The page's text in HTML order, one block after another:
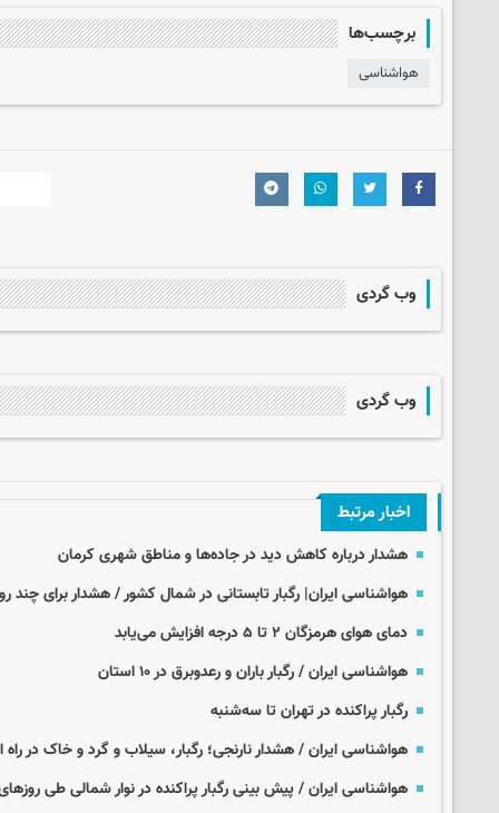
برچسب‌ها
هواشناسی
وب گردی
وب گردی
اخبار مرتبط
هشدار درباره کاهش دید در جاده‌ها و مناطق شهری کرمان
هواشناسی ایران| رگبار تابستانی در شمال کشور / هشدار برای چند
دمای هوای هرمزگان ۲ تا ۵ درجه افزایش می‌یابد
هواشناسی ایران / رگبار باران و رعدوبرق در ۱۰ استان
رگبار پراکنده در تهران تا سه‌شنبه
هواشناسی ایران / هشدار نارنجی؛ رگبار، سیلاب و گرد و خاک در
هواشناسی ایران / ­پیش بینی رگبار پراکنده در نوار شمالی طی